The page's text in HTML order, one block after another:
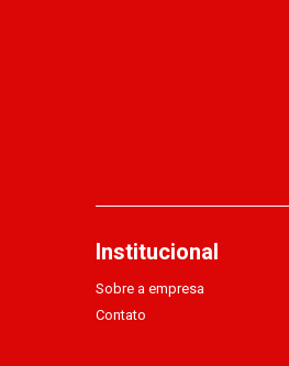
Institucional
Sobre a empresa
Contato